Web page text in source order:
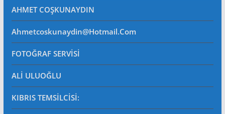
AHMET COŞKUNAYDIN
Ahmetcoskunaydin@hotmail.com
FOTOĞRAF SERVİSİ
ALİ ULUOĞLU
KIBRIS TEMSİLCİSİ: